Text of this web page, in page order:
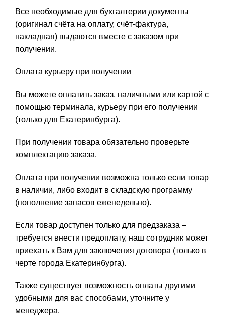
Все необходимые для бухгалтерии документы
(оригинал счёта на оплату, счёт-фактура,
накладная) выдаются вместе с заказом при
получении.
Оплата курьеру при получении
Вы можете оплатить заказ, наличными или картой с
помощью терминала, курьеру при его получении
(только для Екатеринбурга).
При получении товара обязательно проверьте
комплектацию заказа.
Оплата при получении возможна только если товар
в наличии, либо входит в складскую программу
(пополнение запасов еженедельно).
Если товар доступен только для предзаказа –
требуется внести предоплату, наш сотрудник может
приехать к Вам для заключения договора (только в
черте города Екатеринбурга).
Также существует возможность оплаты другими
удобными для вас способами, уточните у
менеджера.